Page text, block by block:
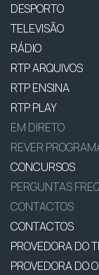
DESPORTO
TELEVISÃO
RÁDIO
RTP ARQUIVOS
RTP ENSINA
RTP PLAY
EM DIRETO
REVER
CONCURSOS
PERGUNTAS
CONTACTOS
CONTACTOS
PROVEDORA DO
PROVEDORA DO